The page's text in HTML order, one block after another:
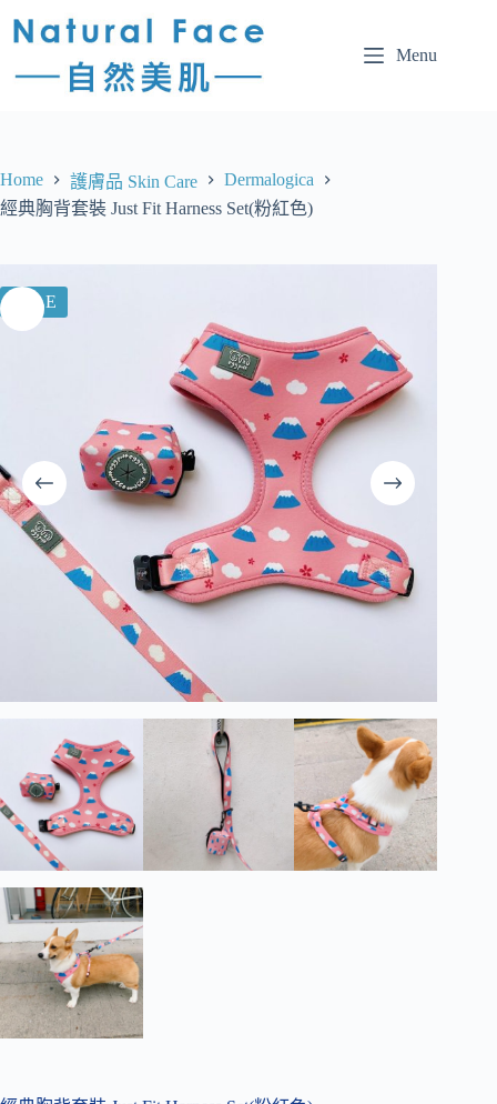
Menu
Home 護膚品 Skin Care
Dermalogica
經典胸背套裝 Just Fit Harness Set(粉紅色)
SALE